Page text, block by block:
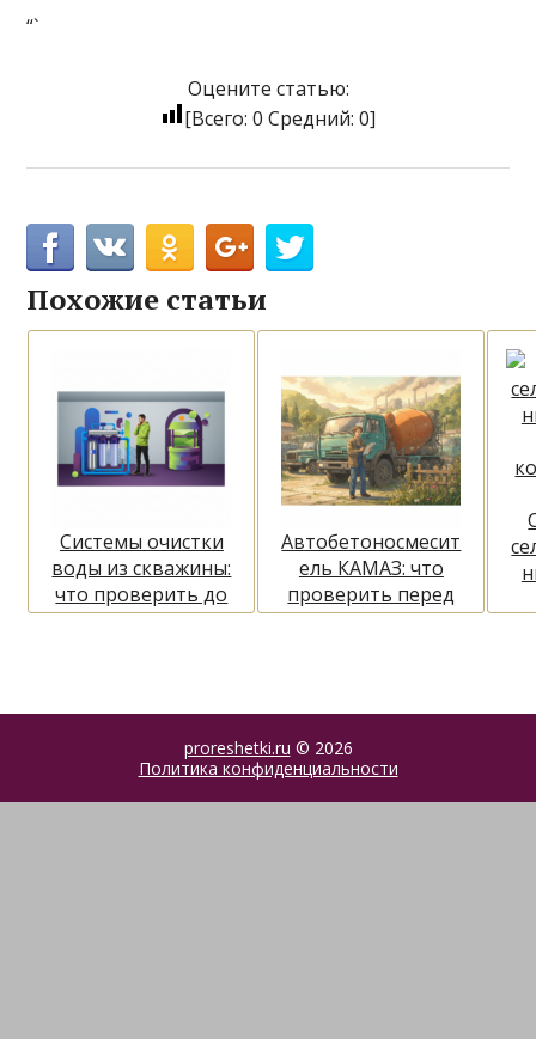
“`
Оцените статью:
[Всего: 0 Средний: 0]
Похожие статьи
Системы очистки
воды из скважины:
что проверить до
заказа и
Автобетоносмесит
ель КАМАЗ: что
проверить перед
покупкой
proreshetki.ru © 2026
Политика конфиденциальности